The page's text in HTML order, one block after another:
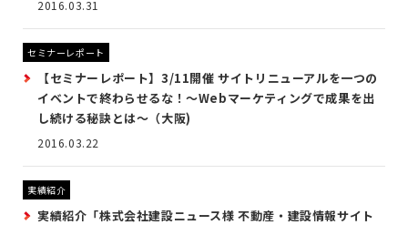
2016.03.31
セミナーレポート
【セミナーレポート】3/11開催 サイトリニューアルを一つの
イベントで終わらせるな！～Webマーケティングで成果を出
し続ける秘訣とは～（大阪)
2016.03.22
実績紹介
実績紹介「株式会社建設ニュース様 不動産・建設情報サイト